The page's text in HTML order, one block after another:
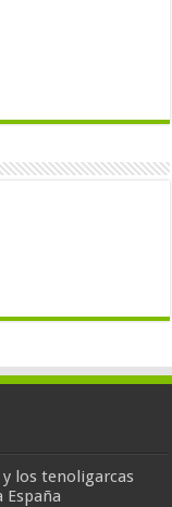
los tenoligarcas
España